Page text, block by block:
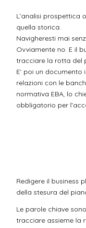
L’analisi prospettica
quella storica.
Navigheresti mai
Ovviamente no. E il
tracciare la rotta del
E’ poi un
relazioni con le
normativa EBA, lo
obbligatorio per
Redigere il business
della stesura del
Le parole chiave sono
tracciare assieme la